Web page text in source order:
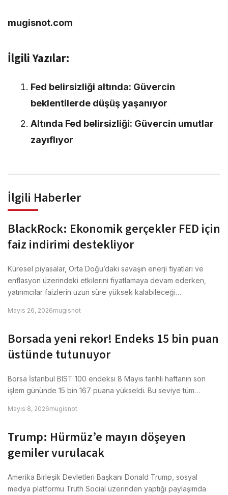
mugisnot.com
İlgili Yazılar:
Fed belirsizliği altında: Güvercin
beklentilerde düşüş yaşanıyor
Altında Fed belirsizliği: Güvercin umutlar
zayıflıyor
İlgili Haberler
BlackRock: Ekonomik gerçekler FED için
faiz indirimi destekliyor
Küresel piyasalar, Orta Doğu’daki savaşın enerji fiyatları ve
enflasyon üzerindeki etkilerini fiyatlamaya devam ederken,
yatırımcılar faizlerin uzun süre yüksek kalabileceği…
Mayıs 26, 2026mugisnot
Borsada yeni rekor! Endeks 15 bin puan
üstünde tutunuyor
Borsa İstanbul BIST 100 endeksi 8 Mayıs tarihli haftanın son
işlem gününde 15 bin 167 puana yükseldi. Bu seviye tüm…
Mayıs 8, 2026mugisnot
Trump: Hürmüz’e mayın döşeyen
gemiler vurulacak
Amerika Birleşik Devletleri Başkanı Donald Trump, sosyal
medya platformu Truth Social üzerinden yaptığı paylaşımda